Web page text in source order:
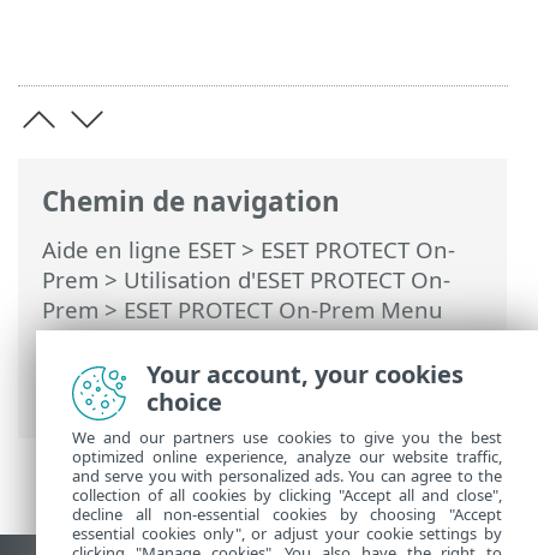
Chemin de navigation
Aide en ligne ESET> ESET PROTECT On-
Prem > Utilisation d'ESET PROTECT On-
Prem>ESET PROTECT On-Prem Menu
principal>Politiques>Application des
politiques aux clients> Classement des
groupes
Your account, your cookies
choice
We and our partners use cookies to give you the best
optimized online experience, analyze our website traffic,
and serve you with personalized ads. You can agree to the
collection of all cookies by clicking "Accept all and close",
decline all non-essential cookies by choosing "Accept
essential cookies only", or adjust your cookie settings by